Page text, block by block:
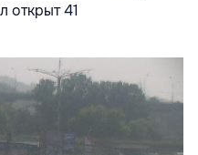
открыт 41